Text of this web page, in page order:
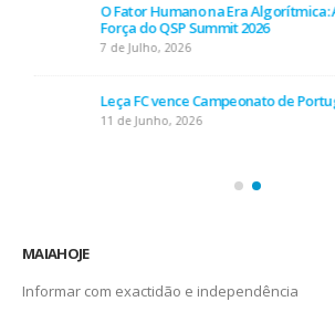
O Fator Humano na Era Algorítmica:
Força do QSP Summit 2026
7 de Julho, 2026
Leça FC vence Campeonato de
11 de Junho, 2026
MAIAHOJE
Informar com exactidão e independência